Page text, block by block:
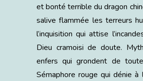
et bonté terrible du dragon
salive flammée les terreurs
l’inquisition qui attise
Dieu cramoisi de doute.
enfers qui grondent de
Sémaphore rouge qui dénie